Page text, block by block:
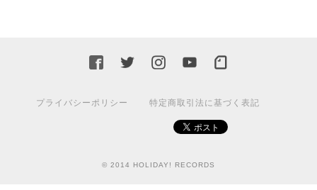
プライバシーポリシー 特定商取引法に基づく表記
© 2014 HOLIDAY! RECORDS